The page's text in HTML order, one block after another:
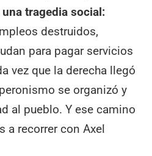
tragedia social:
destruidos,
para pagar servicios
vez que la derecha llegó
se organizó y
al pueblo. Y ese camino
a recorrer con Axel